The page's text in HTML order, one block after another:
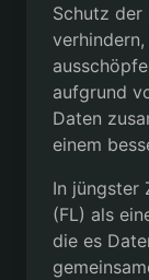
Schutz der
aufgrund
Daten
einem
In jüngster
(FL) als
die es